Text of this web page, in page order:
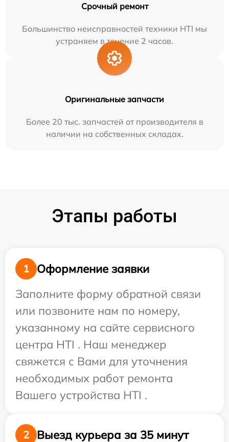
Срочный ремонт
Большинство неисправностей техники HTI мы
устраняем в течение 2 часов.
Оригинальные запчасти
Более 20 тыс. запчастей от производителя в
наличии на собственных складах.
Этапы работы
1
Оформление заявки
Заполните форму обратной связи
или позвоните нам по номеру,
указанному на сайте сервисного
центра HTI . Наш менеджер
свяжется с Вами для уточнения
необходимых работ ремонта
Вашего устройства HTI .
2 Выезд курьера за 35 минут